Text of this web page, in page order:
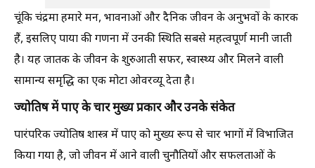
चूंकि चंद्रमा हमारे मन, भावनाओं और दैनिक जीवन के अनुभवों के कारक
हैं, इसलिए पाया की गणना में उनकी स्थिति सबसे महत्वपूर्ण मानी जाती
है। यह जातक के जीवन के शुरुआती सफर, स्वास्थ्य और मिलने वाली
सामान्य समृद्धि का एक मोटा ओवरव्यू देता है।
ज्योतिष में पाए के चार मुख्य प्रकार और उनके संकेत
पारंपरिक ज्योतिष शास्त्र में पाए को मुख्य रूप से चार भागों में विभाजित
किया गया है, जो जीवन में आने वाली चुनौतियों और सफलताओं के